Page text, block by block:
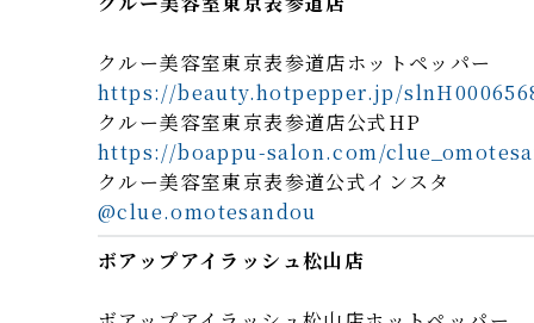
クルー美容室東京表参道店ホットペッパー
https://beauty.hotpepper.jp/
クルー美容室東京表参道店公式HP
https://boappu-salon.com/
クルー美容室東京表参道公式インスタ
@clue.omotesandou
ボアップアイラッシュ松山店